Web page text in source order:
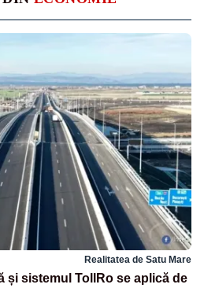
Realitatea de Satu Mare
și sistemul TollRo se aplică de